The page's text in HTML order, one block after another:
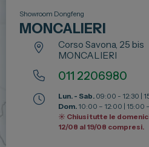
Showroom Dongfeng
MONCALIERI
Corso Savona, 25 bis
MONCALIERI
011 2206980
Lun. - Sab. 09:00 - 12:30 |
Dom. 10:00 – 12:00 | 15:00
☀️ Chiusi tutte le
12/08 al 19/08 compresi.